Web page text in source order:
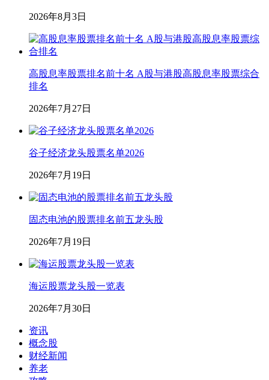
2026年8月3日
高股息率股票排名前十名 A股与港股高股息率股票综合
排名
2026年7月27日
谷子经济龙头股票名单2026
2026年7月19日
固态电池的股票排名前五龙头股
2026年7月19日
海运股票龙头股一览表
2026年7月30日
资讯
概念股
财经新闻
养老